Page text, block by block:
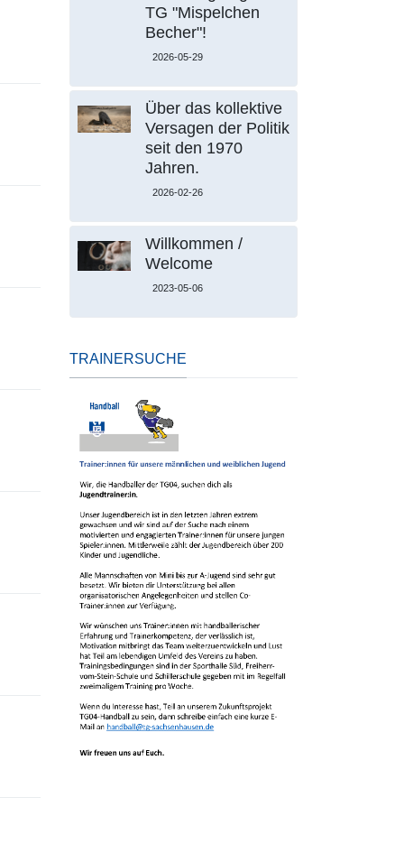
TG "Mispelchen
Becher"!
2026-05-29
Über das kollektive
Versagen der Politik
seit den 1970
Jahren.
2026-02-26
Willkommen /
Welcome
2023-05-06
TRAINERSUCHE